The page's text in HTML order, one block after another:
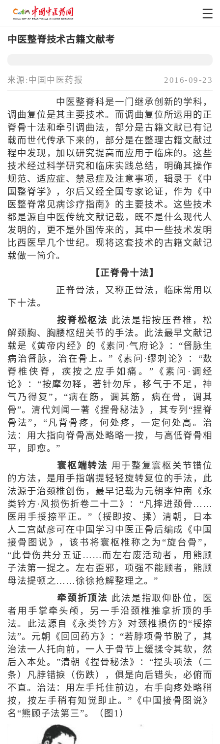
中医整脊技术古籍文献考
来源:中国中医药报 2016-09-23
中医整脊科是一门继承创新的学科，
调曲复位是其主要技术。而调曲复位所运用的正
脊骨十法和牵引调曲法，部分是古籍文献已有记
载而世代传承下来的，部分是在整理古籍文献过
程中发现，加以研究提高而应用于临床的。这些
技术经过科学研究和临床实践总结，明确其操作
规范、适应症、禁忌症及注意事项，辑录于《中
国整脊学》，尔后又经全国专家论证，作为《中
医整脊常见病诊疗指南》的主要技术。这些技术
都是源自中医传统文献记载，既不是什么现代人
发明的，更不是外国传来的，其中一些技术发明
比西医早几个世纪。现将这套技术的古籍文献记
载做一简介。
【正脊骨十法】
正脊骨法，又称正骨法，临床常用以
下十法。
按脊松枢法 此法是指按压脊椎，松
解颈胸、胸腰枢纽关节的手法。此法最早文献记
载是《黄帝内经》的《素问·气府论》：“督脉生
病治督脉，治在骨上。”《素问·缪刺论》：“数
脊椎侠脊，疾按之应手如痛。”《素问·调经
论》：“按摩勿释，著针勿斥，移气于不足，神
气乃得复”，“病在筋，调其筋，病在骨，调其
骨”。清代刘闻一著《捏骨秘法》，其专列“捏脊
骨法”，“凡背骨疼，何处疼，一定何处高。治
法：用大指向脊骨高处略略一按，与高低脊骨相
平，即愈。”
寰枢端转法 用于整复寰枢关节错位
的方法，是用手指端提轻轻旋转复位的手法，此
法源于治颈椎创伤，最早记载为元朝李仲南《永
类钤方·风损伤折卷二十二》：“凡摔进颈骨……
医用手挼捺平正。”（挼即按、揉）清朝，日本
人二宫献彦可在中国学习中医正骨后编成《中国
接骨图说》，该书将寰枢椎称之为“旋台骨”，
“此骨伤共分五证……而左右废活动者，用熊顾
子法第一提之。左右歪邪，项强不能顾者，熊顾
母法提顿之……徐徐抢解整理之。”
牵颈折顶法 此法是指取仰卧位，医
者用手掌牵头颅，另一手沿颈椎推拿折顶的手
法。此法源自《永类钤方》对颈椎损伤的“挼捺
法”。元朝《回回药方》：“若脖项骨节脱了，其
治法一人托向前，一人于骨节上缓揉令其软，然
后入本处。”清朝《捏骨秘法》：“捏头项法（二
条）凡脖错捩（伤跌），俱是向后错头，必俯而
不直。治法：用左手托住前边，右手向疼处略稍
按，按左手稍有知觉即止。”《中国接骨图说》
名“熊顾子法第三”。（图1）